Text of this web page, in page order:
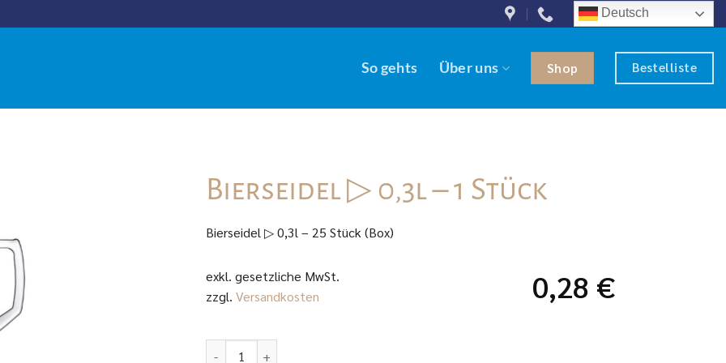
Deutsch
So gehts Über uns Shop Bestelliste
Bierseidel ▷ 0,3l – 1 Stück
Bierseidel ▷ 0,3l – 25 Stück (Box)
exkl. gesetzliche MwSt.
zzgl. Versandkosten 0,28 €